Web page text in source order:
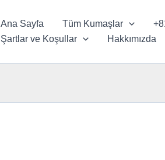
Ana Sayfa Tüm Kumaşlar
Şartlar ve Koşullar
Hakkımızda